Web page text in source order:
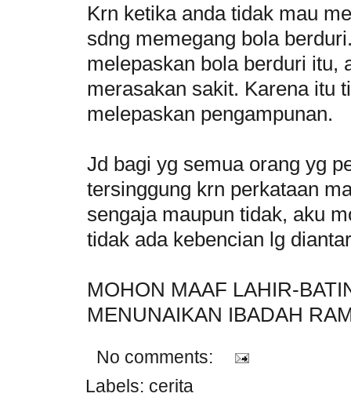
Krn ketika anda tidak mau
sdng memegang bola
melepaskan bola berduri itu,
merasakan sakit. Karena itu
melepaskan pengampunan.
Jd bagi yg semua orang yg
tersinggung krn perkataan
sengaja maupun tidak, aku
tidak ada kebencian lg
MOHON MAAF LAHIR-
MENUNAIKAN IBADAH
No comments:
Labels: cerita